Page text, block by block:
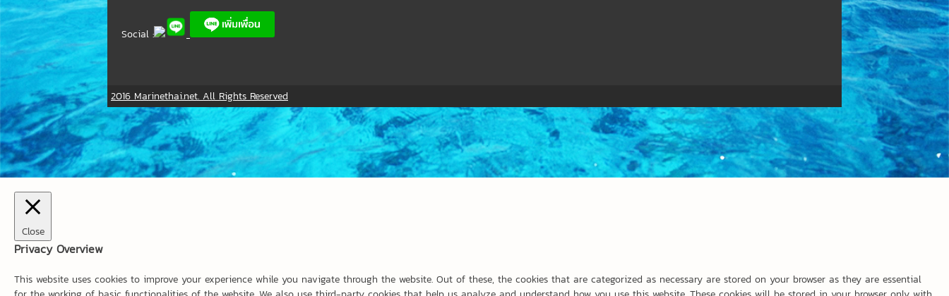
Social :
2016 Marinethai.net. All Rights Reserved
Close
Privacy Overview
This website uses cookies to improve your experience while you navigate through the website. Out of these, the cookies that are categorized as necessary are stored on your browser as they are essential